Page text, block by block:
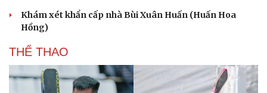
Khám xét khẩn cấp nhà Bùi Xuân Huấn (Huấn Hoa
Hồng)
THỂ THAO